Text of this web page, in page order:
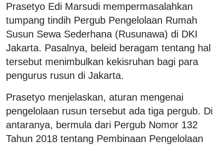
Prasetyo Edi Marsudi mempermasalahkan
tumpang tindih Pergub Pengelolaan Rumah
Susun Sewa Sederhana (Rusunawa) di DKI
Jakarta. Pasalnya, beleid beragam tentang hal
tersebut menimbulkan kekisruhan bagi para
pengurus rusun di Jakarta.
Prasetyo menjelaskan, aturan mengenai
pengelolaan rusun tersebut ada tiga pergub. Di
antaranya, bermula dari Pergub Nomor 132
Tahun 2018 tentang Pembinaan Pengelolaan